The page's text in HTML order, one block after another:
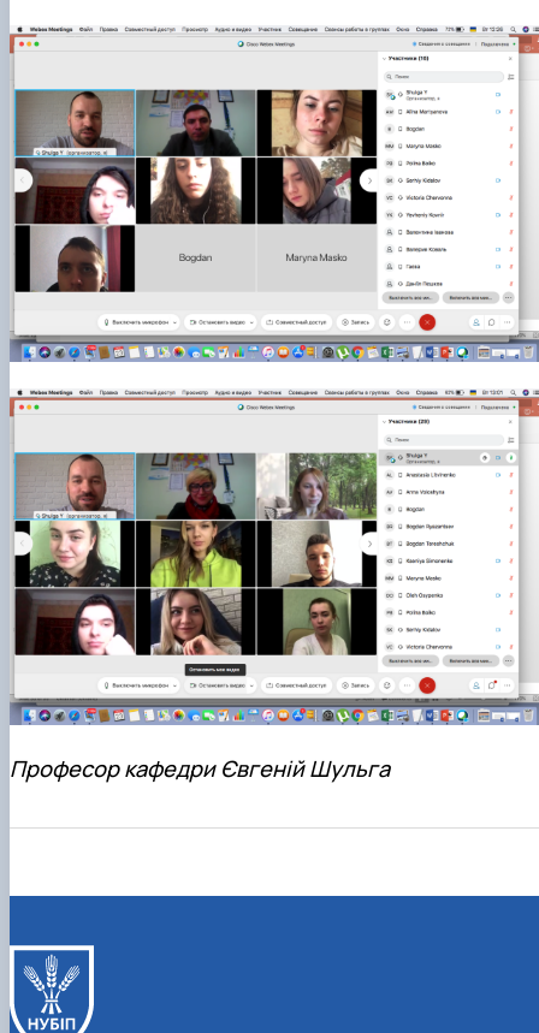
Професор кафедри Євгеній Шульга